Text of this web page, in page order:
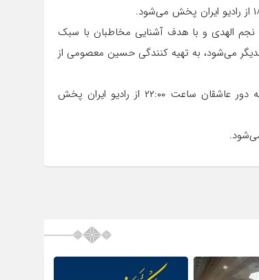
آسمانی» هر روز از ساعت ۱۹:۳۰ تا ۲۱:۰۰ با اجرای حامد نجم الهدی و با هدف آشنایی مخاطبان با سبک
می‌شود، به تهیه کنندگی حسین معصومی از
همچنین در روز ولادت امام حسن مجتبی(ع) یعنی جمعه ۱۹ اردیبهشت ویژه برنامه دور عاشقان ساعت ۲۲:۰۰ از رادیو ایران پخش